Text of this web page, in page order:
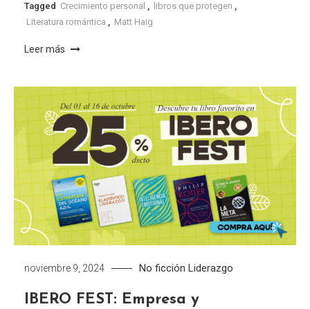
Tagged Crecimiento personal libros que protegen
Literatura romántica
Matt Haig
Leer más
noviembre 9, 2024 No ficción Liderazgo
IBERO FEST: Empresa y